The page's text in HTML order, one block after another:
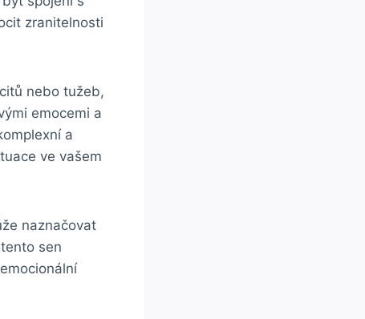
zranitelnosti
nebo tužeb,
emocemi a
a
ve vašem
naznačovat
sen